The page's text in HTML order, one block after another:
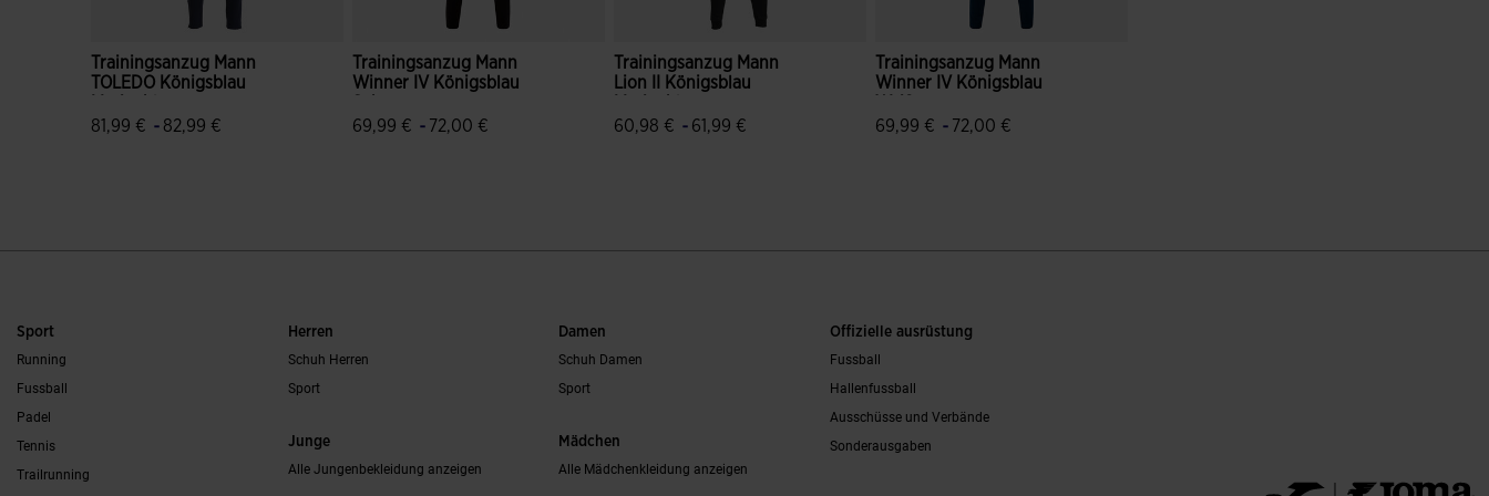
Trainingsanzug Mann
TOLEDO Königsblau
81,99 € - 82,99 €
Trainingsanzug Mann
Winner IV Königsblau
69,99 € - 72,00 €
Trainingsanzug Mann
Lion II Königsblau
60,98 € - 61,99 €
Trainingsanzug Mann
Winner IV Königsblau
69,99 € - 72,00 €
Sport
Running
Fussball
Padel
Tennis
Trailrunning
Herren
Schuh Herren
Sport
Junge
Alle Jungenbekleidung anzeigen
Damen
Schuh Damen
Sport
Mädchen
Alle Mädchenkleidung anzeigen
Offizielle ausrüstung
Fussball
Hallenfussball
Ausschüsse und Verbände
Sonderausgaben